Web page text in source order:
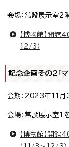
会場：常設展示室2
【博物館】開館
12/3）
記念企画その2「
会期：2023年11月3
会場：常設展示室1
【博物館】開館